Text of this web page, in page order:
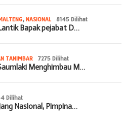
, NASIONAL 8145 Dilihat
Bapak pejabat D…
TANIMBAR 7275 Dilihat
Menghimbau M…
Dilihat
Nasional, Pimpina…